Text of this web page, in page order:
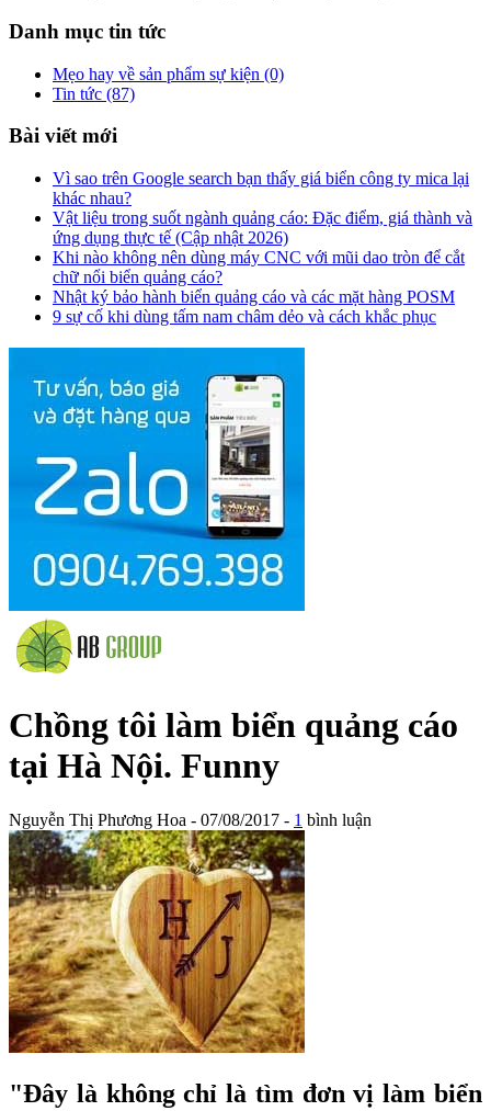
Danh mục tin tức
Mẹo hay về sản phẩm sự kiện (0)
Tin tức (87)
Bài viết mới
Vì sao trên Google search bạn thấy giá biển công ty mica lại
khác nhau?
Vật liệu trong suốt ngành quảng cáo: Đặc điểm, giá thành và
ứng dụng thực tế (Cập nhật 2026)
Khi nào không nên dùng máy CNC với mũi dao tròn để cắt
chữ nổi biển quảng cáo?
Nhật ký bảo hành biển quảng cáo và các mặt hàng POSM
9 sự cố khi dùng tấm nam châm dẻo và cách khắc phục
Chồng tôi làm biển quảng cáo
tại Hà Nội. Funny
Nguyễn Thị Phương Hoa - 07/08/2017 - 1 bình luận
"Đây là không chỉ là tìm đơn vị làm biển